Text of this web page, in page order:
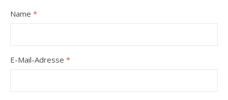
Name *
E-Mail-Adresse *